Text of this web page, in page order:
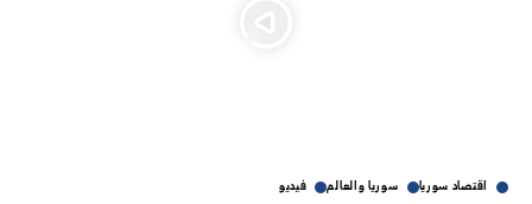
اقتصاد سوريا سوريا والعالم فيديو